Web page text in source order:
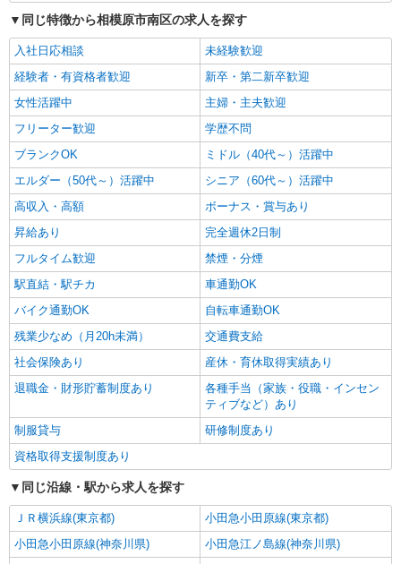
同じ特徴から相模原市南区の求人を探す
入社日応相談
未経験歓迎
経験者・有資格者歓迎
新卒・第二新卒歓迎
女性活躍中
主婦・主夫歓迎
フリーター歓迎
学歴不問
ブランクOK
ミドル（40代～）活躍中
エルダー（50代～）活躍中
シニア（60代～）活躍中
高収入・高額
ボーナス・賞与あり
昇給あり
完全週休2日制
フルタイム歓迎
禁煙・分煙
駅直結・駅チカ
車通勤OK
バイク通勤OK
自転車通勤OK
残業少なめ（月20h未満）
交通費支給
社会保険あり
産休・育休取得実績あり
退職金・財形貯蓄制度あり
各種手当（家族・役職・インセン
ティブなど）あり
制服貸与
研修制度あり
資格取得支援制度あり
同じ沿線・駅から求人を探す
ＪＲ横浜線(東京都)
小田急小田原線(東京都)
小田急小田原線(神奈川県)
小田急江ノ島線(神奈川県)